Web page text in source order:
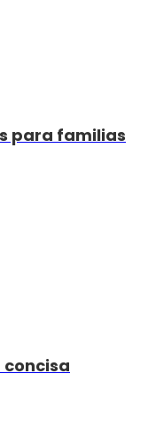
para familias
concisa